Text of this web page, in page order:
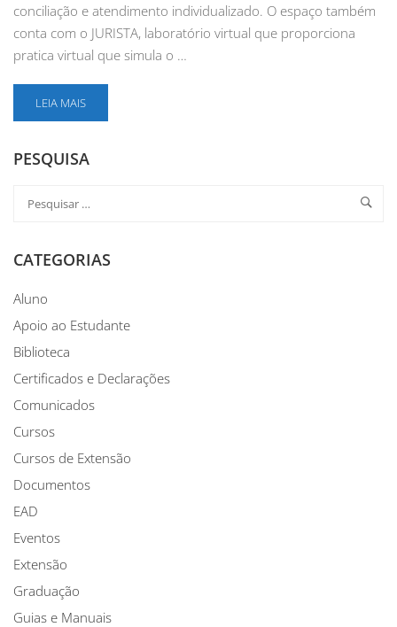
conciliação e atendimento individualizado. O espaço também
conta com o JURISTA, laboratório virtual que proporciona
pratica virtual que simula o …
LEIA MAIS
PESQUISA
CATEGORIAS
Aluno
Apoio ao Estudante
Biblioteca
Certificados e Declarações
Comunicados
Cursos
Cursos de Extensão
Documentos
EAD
Eventos
Extensão
Graduação
Guias e Manuais